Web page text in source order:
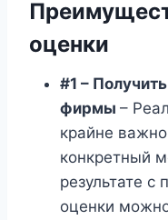
оценки
#1 –
фирмы –
крайне
конкретный
результате
оценки